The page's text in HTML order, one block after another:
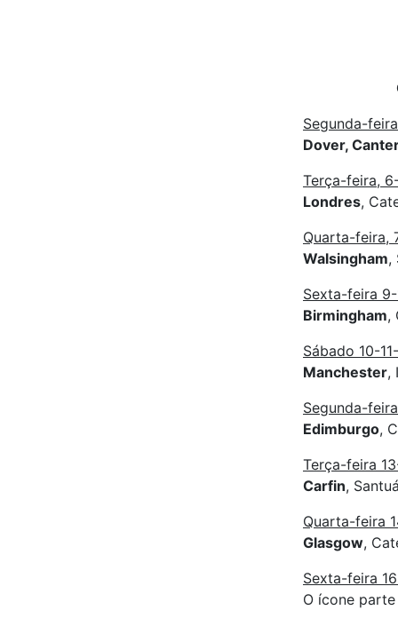
Segunda-
Dover,
Terça-feira,
Londres,
Quarta-feira,
Walsingham,
Sexta-feira 9-
Birmingham,
Sábado 10-
Manchester,
Segunda-
Edimburgo,
Terça-feira
Carfin,
Quarta-feira
Glasgow,
Sexta-feira
O ícone